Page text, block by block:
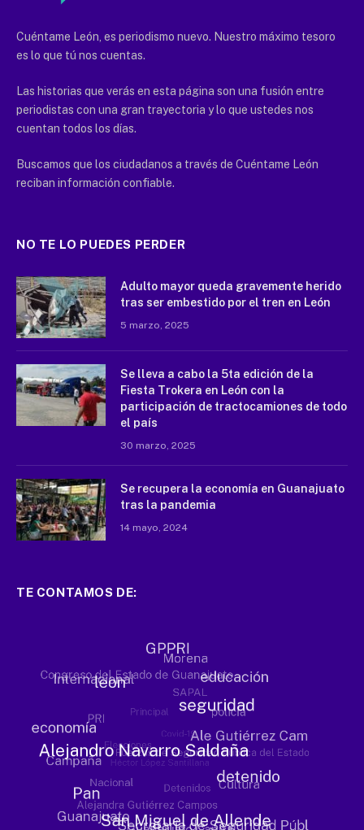
Cuéntame León, es periodismo nuevo. Nuestro máximo tesoro
es lo que tú nos cuentas.
Las historias que verás en esta página son una fusión entre
periodistas con una gran trayectoria y lo que ustedes nos
cuentan todos los días.
Buscamos que los ciudadanos a través de Cuéntame León
reciban información confiable.
NO TE LO PUEDES PERDER
Adulto mayor queda gravemente herido
tras ser embestido por el tren en León
5 marzo, 2025
Se lleva a cabo la 5ta edición de la
Fiesta Trokera en León con la
participación de tractocamiones de todo
el país
30 marzo, 2025
Se recupera la economía en Guanajuato
tras la pandemia
14 mayo, 2024
TE CONTAMOS DE: